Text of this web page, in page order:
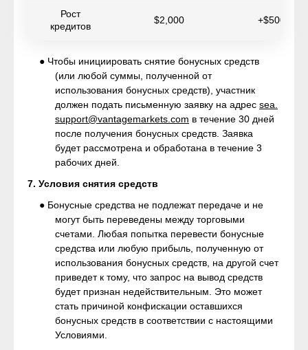
Рост
кредитов
$2,000 +$500
● Чтобы инициировать снятие бонусных средств
(или любой суммы, полученной от
использования бонусных средств), участник
должен подать письменную заявку на адрес sea.
support@vantagemarkets.com в течение 30 дней
после получения бонусных средств. Заявка
будет рассмотрена и обработана в течение 3
рабочих дней.
7. Условия снятия средств
● Бонусные средства не подлежат передаче и не
могут быть переведены между торговыми
счетами. Любая попытка перевести бонусные
средства или любую прибыль, полученную от
использования бонусных средств, на другой счет
приведет к тому, что запрос на вывод средств
будет признан недействительным. Это может
стать причиной конфискации оставшихся
бонусных средств в соответствии с настоящими
Условиями.